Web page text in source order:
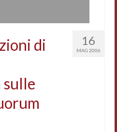
16
MAG 2006
di
sulle